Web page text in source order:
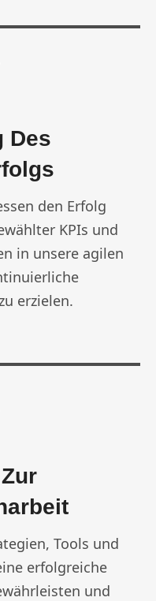
Des
den Erfolg
KPIs und
in unsere agilen
erzielen.
Tools und
erfolgreiche
und